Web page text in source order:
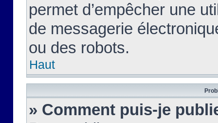
permet d’empêcher une
de messagerie
ou des robots.
Haut
» Comment puis-je